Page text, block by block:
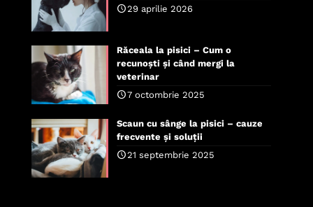
29 aprilie 2026
Răceala la pisici – Cum o
recunoști și când mergi la
veterinar
7 octombrie 2025
Scaun cu sânge la pisici – cauze
frecvente și soluții
21 septembrie 2025